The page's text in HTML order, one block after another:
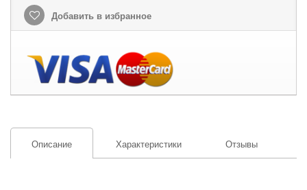
Добавить в избранное
Описание Характеристики Отзывы